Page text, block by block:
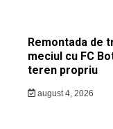
Remontada de
meciul cu FC
teren propriu
august 4, 2026